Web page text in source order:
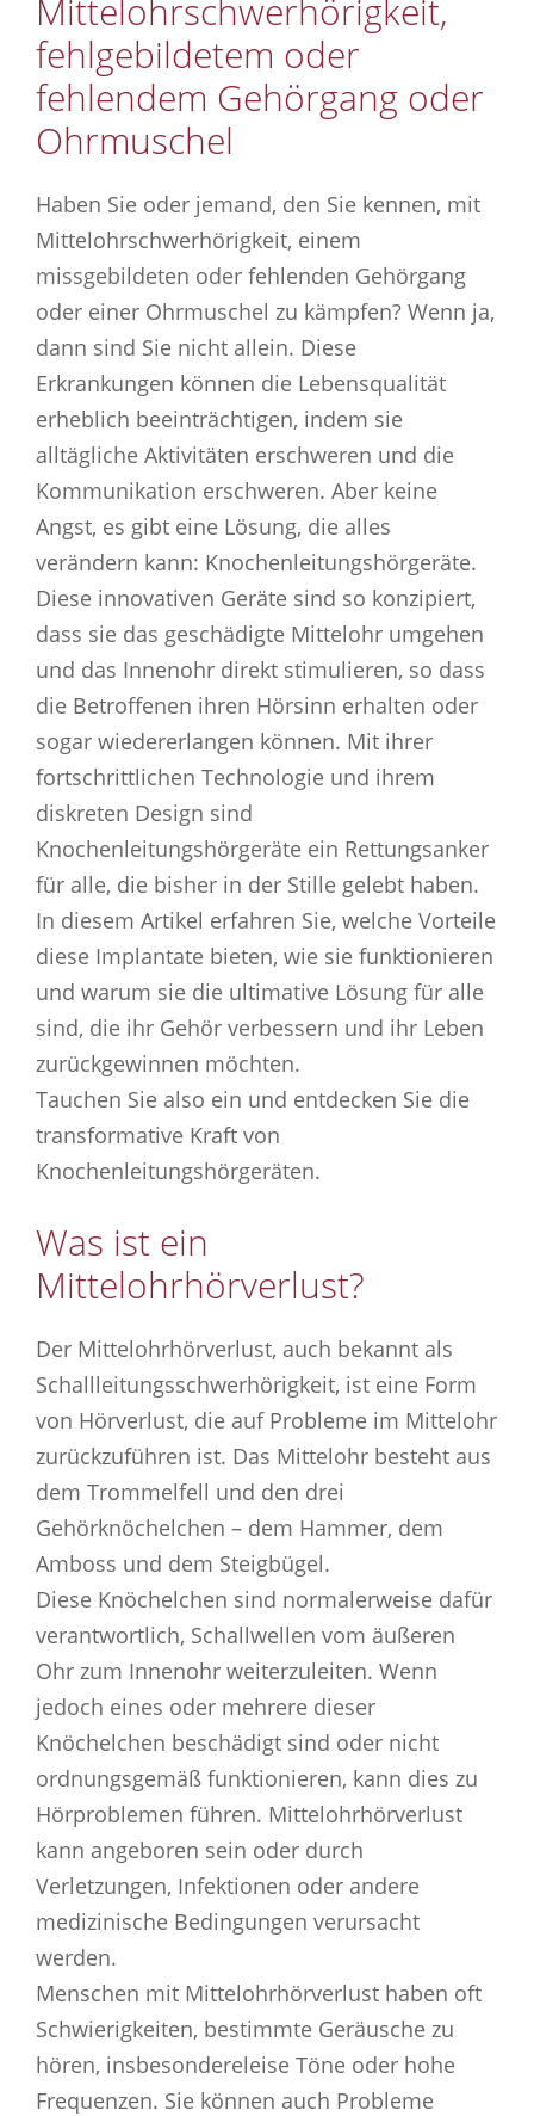
Mittelohrschwerhörigkeit,
fehlgebildetem oder
fehlendem Gehörgang oder
Ohrmuschel
Haben Sie oder jemand, den Sie kennen, mit
Mittelohrschwerhörigkeit, einem
missgebildeten oder fehlenden Gehörgang
oder einer Ohrmuschel zu kämpfen? Wenn ja,
dann sind Sie nicht allein. Diese
Erkrankungen können die Lebensqualität
erheblich beeinträchtigen, indem sie
alltägliche Aktivitäten erschweren und die
Kommunikation erschweren. Aber keine
Angst, es gibt eine Lösung, die alles
verändern kann: Knochenleitungshörgeräte.
Diese innovativen Geräte sind so konzipiert,
dass sie das geschädigte Mittelohr umgehen
und das Innenohr direkt stimulieren, so dass
die Betroffenen ihren Hörsinn erhalten oder
sogar wiedererlangen können. Mit ihrer
fortschrittlichen Technologie und ihrem
diskreten Design sind
Knochenleitungshörgeräte ein Rettungsanker
für alle, die bisher in der Stille gelebt haben.
In diesem Artikel erfahren Sie, welche Vorteile
diese Implantate bieten, wie sie funktionieren
und warum sie die ultimative Lösung für alle
sind, die ihr Gehör verbessern und ihr Leben
zurückgewinnen möchten.
Tauchen Sie also ein und entdecken Sie die
transformative Kraft von
Knochenleitungshörgeräten.
Was ist ein
Mittelohrhörverlust?
Der Mittelohrhörverlust, auch bekannt als
Schallleitungsschwerhörigkeit, ist eine Form
von Hörverlust, die auf Probleme im Mittelohr
zurückzuführen ist. Das Mittelohr besteht aus
dem Trommelfell und den drei
Gehörknöchelchen – dem Hammer, dem
Amboss und dem Steigbügel.
Diese Knöchelchen sind normalerweise dafür
verantwortlich, Schallwellen vom äußeren
Ohr zum Innenohr weiterzuleiten. Wenn
jedoch eines oder mehrere dieser
Knöchelchen beschädigt sind oder nicht
ordnungsgemäß funktionieren, kann dies zu
Hörproblemen führen. Mittelohrhörverlust
kann angeboren sein oder durch
Verletzungen, Infektionen oder andere
medizinische Bedingungen verursacht
werden.
Menschen mit Mittelohrhörverlust haben oft
Schwierigkeiten, bestimmte Geräusche zu
hören, insbesondereleise Töne oder hohe
Frequenzen. Sie können auch Probleme